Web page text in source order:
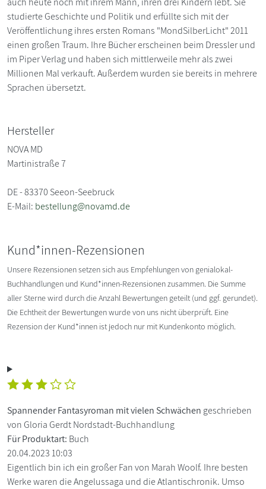
studierte Geschichte und Politik und erfüllte sich mit der
Veröffentlichung ihres ersten Romans "MondSilberLicht" 2011
einen großen Traum. Ihre Bücher erscheinen beim Dressler und
im Piper Verlag und haben sich mittlerweile mehr als zwei
Millionen Mal verkauft. Außerdem wurden sie bereits in mehrere
Sprachen übersetzt.
Hersteller
NOVA MD
Martinistraße 7
DE - 83370 Seeon-Seebruck
E-Mail: bestellung@novamd.de
Kund*innen-Rezensionen
Unsere Rezensionen setzen sich aus Empfehlungen von genialokal-
Buchhandlungen und Kund*innen-Rezensionen zusammen. Die Summe
aller Sterne wird durch die Anzahl Bewertungen geteilt (und ggf. gerundet).
Die Echtheit der Bewertungen wurde von uns nicht überprüft. Eine
Rezension der Kund*innen ist jedoch nur mit Kundenkonto möglich.
Spannender Fantasyroman mit vielen Schwächen geschrieben
von Gloria Gerdt Nordstadt-Buchhandlung
Für Produktart: Buch
20.04.2023 10:03
Eigentlich bin ich ein großer Fan von Marah Woolf. Ihre besten
Werke waren die Angelussaga und die Atlantischronik. Umso